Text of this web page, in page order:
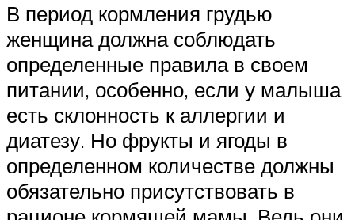
В период кормления грудью
женщина должна соблюдать
определенные правила в своем
питании, особенно, если у малыша
есть склонность к аллергии и
диатезу. Но фрукты и ягоды в
определенном количестве должны
обязательно присутствовать в